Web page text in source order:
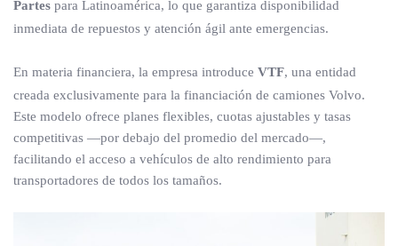
Partes para Latinoamérica, lo que garantiza disponibilidad
inmediata de repuestos y atención ágil ante emergencias.
En materia financiera, la empresa introduce VTF, una entidad
creada exclusivamente para la financiación de camiones Volvo.
Este modelo ofrece planes flexibles, cuotas ajustables y tasas
competitivas —por debajo del promedio del mercado—,
facilitando el acceso a vehículos de alto rendimiento para
transportadores de todos los tamaños.